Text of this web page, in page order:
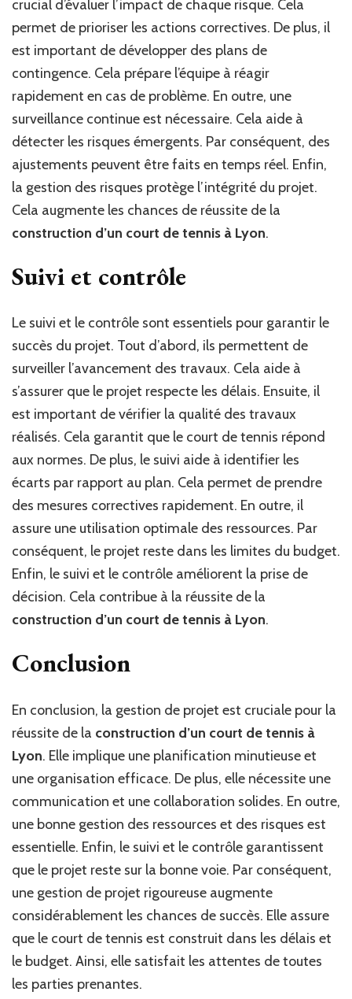
crucial d’évaluer l’impact de chaque risque. Cela
permet de prioriser les actions correctives. De plus, il
est important de développer des plans de
contingence. Cela prépare l’équipe à réagir
rapidement en cas de problème. En outre, une
surveillance continue est nécessaire. Cela aide à
détecter les risques émergents. Par conséquent, des
ajustements peuvent être faits en temps réel. Enfin,
la gestion des risques protège l’intégrité du projet.
Cela augmente les chances de réussite de la
construction d’un court de tennis à Lyon.
Suivi et contrôle
Le suivi et le contrôle sont essentiels pour garantir le
succès du projet. Tout d’abord, ils permettent de
surveiller l’avancement des travaux. Cela aide à
s’assurer que le projet respecte les délais. Ensuite, il
est important de vérifier la qualité des travaux
réalisés. Cela garantit que le court de tennis répond
aux normes. De plus, le suivi aide à identifier les
écarts par rapport au plan. Cela permet de prendre
des mesures correctives rapidement. En outre, il
assure une utilisation optimale des ressources. Par
conséquent, le projet reste dans les limites du budget.
Enfin, le suivi et le contrôle améliorent la prise de
décision. Cela contribue à la réussite de la
construction d’un court de tennis à Lyon.
Conclusion
En conclusion, la gestion de projet est cruciale pour la
réussite de la construction d’un court de tennis à
Lyon. Elle implique une planification minutieuse et
une organisation efficace. De plus, elle nécessite une
communication et une collaboration solides. En outre,
une bonne gestion des ressources et des risques est
essentielle. Enfin, le suivi et le contrôle garantissent
que le projet reste sur la bonne voie. Par conséquent,
une gestion de projet rigoureuse augmente
considérablement les chances de succès. Elle assure
que le court de tennis est construit dans les délais et
le budget. Ainsi, elle satisfait les attentes de toutes
les parties prenantes.